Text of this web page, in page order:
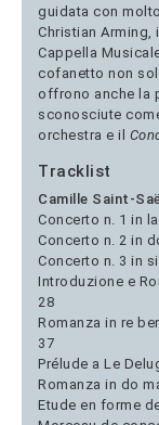
guidata con
Christian
Cappella
cofanetto non
offrono anche la
sconosciute
orchestra e il
Tracklist
Camille Saint-
Concerto n. 1 in
Concerto n. 2 in
Concerto n. 3 in
Introduzione e
28
Romanza in re
37
Prélude a Le
Romanza in do
Etude en forme